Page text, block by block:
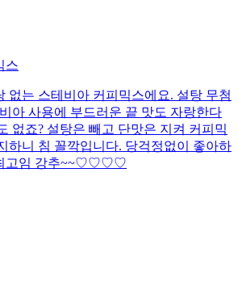
스
없는 스테비아 커피믹스에요. 설탕 무첨
아 사용에 부드러운 끝 맛도 자랑한다
없죠? 설탕은 빼고 단맛은 지켜 커피믹
하니 침 꼴깍입니다. 당걱정없이 좋아하
고임 강추~~♡♡♡♡